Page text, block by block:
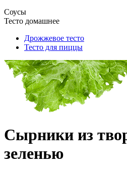
Соусы
Тесто домашнее
Дрожжевое тесто
Тесто для пиццы
Сырники из
зеленью